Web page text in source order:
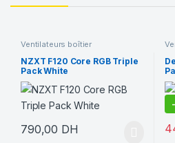
Ventilateurs boîtier
NZXT F120 Core RGB Triple
Pack White
790,00 DH
-